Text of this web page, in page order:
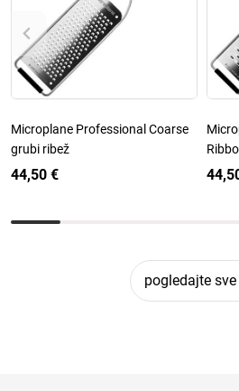
Microplane Professional Coarse
grubi ribež
44,50 €
pogledajte sve